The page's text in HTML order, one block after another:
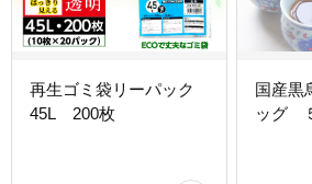
再生ゴミ袋リーパック
45L 200枚
国産黒
ッグ